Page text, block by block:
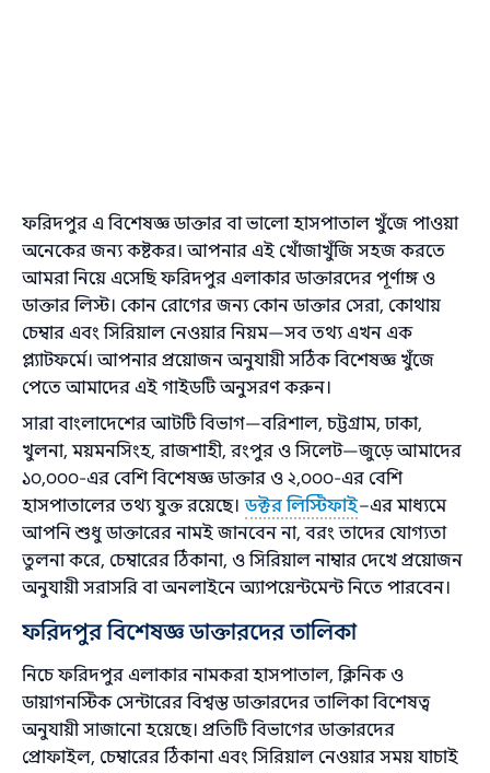
ফরিদপুর এ বিশেষজ্ঞ ডাক্তার বা ভালো হাসপাতাল খুঁজে পাওয়া
অনেকের জন্য কষ্টকর। আপনার এই খোঁজাখুঁজি সহজ করতে
আমরা নিয়ে এসেছি ফরিদপুর এলাকার ডাক্তারদের পূর্ণাঙ্গ ও
ডাক্তার লিস্ট। কোন রোগের জন্য কোন ডাক্তার সেরা, কোথায়
চেম্বার এবং সিরিয়াল নেওয়ার নিয়ম—সব তথ্য এখন এক
প্ল্যাটফর্মে। আপনার প্রয়োজন অনুযায়ী সঠিক বিশেষজ্ঞ খুঁজে
পেতে আমাদের এই গাইডটি অনুসরণ করুন।
সারা বাংলাদেশের আটটি বিভাগ—বরিশাল, চট্টগ্রাম, ঢাকা,
খুলনা, ময়মনসিংহ, রাজশাহী, রংপুর ও সিলেট—জুড়ে আমাদের
১০,০০০-এর বেশি বিশেষজ্ঞ ডাক্তার ও ২,০০০-এর বেশি
হাসপাতালের তথ্য যুক্ত রয়েছে।ডক্টর লিস্টিফাই–এর মাধ্যমে
আপনি শুধু ডাক্তারের নামই জানবেন না, বরং তাদের যোগ্যতা
তুলনা করে, চেম্বারের ঠিকানা, ও সিরিয়াল নাম্বার দেখে প্রয়োজন
অনুযায়ী সরাসরি বা অনলাইনে অ্যাপয়েন্টমেন্ট নিতে পারবেন।
ফরিদপুর বিশেষজ্ঞ ডাক্তারদের তালিকা
নিচে ফরিদপুর এলাকার নামকরা হাসপাতাল, ক্লিনিক ও
ডায়াগনস্টিক সেন্টারের বিশ্বস্ত ডাক্তারদের তালিকা বিশেষত্ব
অনুযায়ী সাজানো হয়েছে। প্রতিটি বিভাগের ডাক্তারদের
প্রোফাইল, চেম্বারের ঠিকানা এবং সিরিয়াল নেওয়ার সময় যাচাই